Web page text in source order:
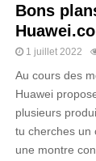
Bons
1 juillet 2022
Au cours des
Huawei
plusieurs
tu cherches un
une montre